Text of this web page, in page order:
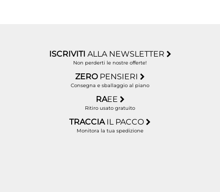
ISCRIVITI ALLA NEWSLETTER
Non perderti le nostre offerte!
ZERO PENSIERI
Consegna e sballaggio al piano
RAEE
Ritiro usato gratuito
TRACCIA IL PACCO
Monitora la tua spedizione